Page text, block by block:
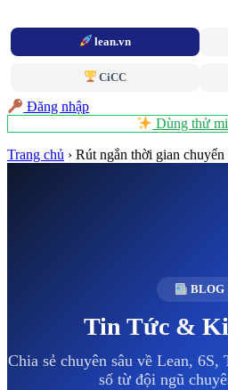
lean.vn
CiCC
Đăng nhập
Dùng thử
Trang chủ › Rút ngắn thời gian chuyển
BLOG
Tin Tức &
Chia sẻ chuyên sâu về Lean,
số từ đội ngũ